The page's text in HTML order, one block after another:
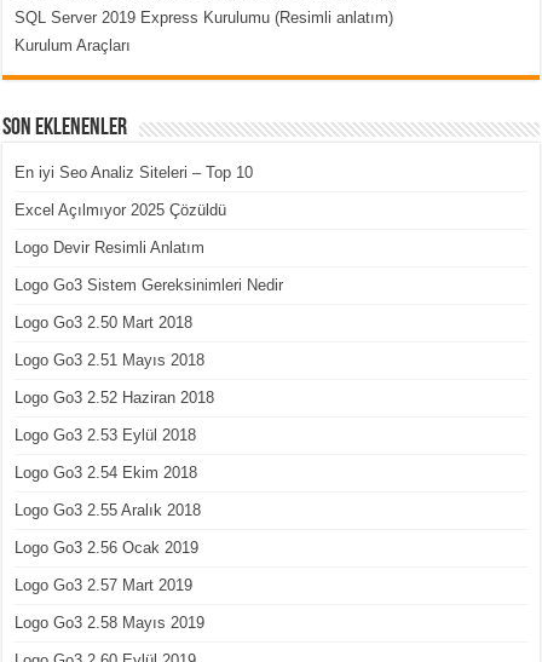
SQL Server 2019 Express Kurulumu (Resimli anlatım)
Kurulum Araçları
Son Eklenenler
En iyi Seo Analiz Siteleri – Top 10
Excel Açılmıyor 2025 Çözüldü
Logo Devir Resimli Anlatım
Logo Go3 Sistem Gereksinimleri Nedir
Logo Go3 2.50 Mart 2018
Logo Go3 2.51 Mayıs 2018
Logo Go3 2.52 Haziran 2018
Logo Go3 2.53 Eylül 2018
Logo Go3 2.54 Ekim 2018
Logo Go3 2.55 Aralık 2018
Logo Go3 2.56 Ocak 2019
Logo Go3 2.57 Mart 2019
Logo Go3 2.58 Mayıs 2019